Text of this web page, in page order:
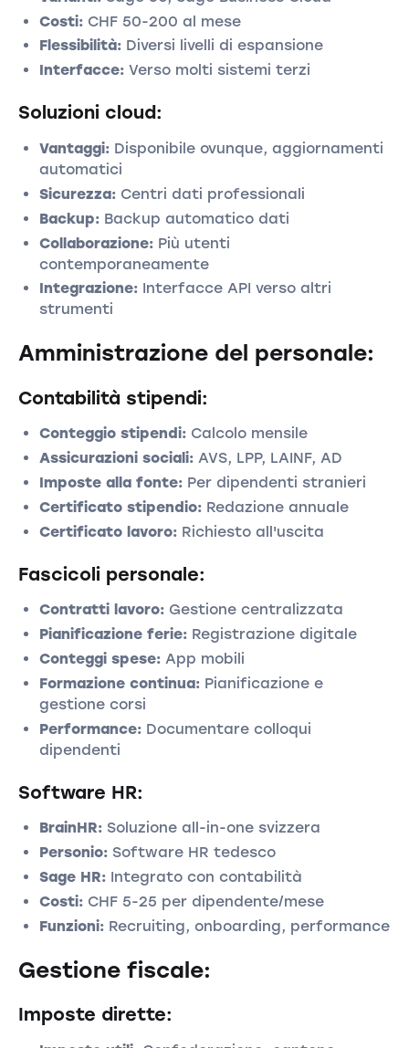
Costi: CHF 50-200 al mese
Flessibilità: Diversi livelli di espansione
Interfacce: Verso molti sistemi terzi
Soluzioni cloud:
Vantaggi: Disponibile ovunque, aggiornamenti
automatici
Sicurezza: Centri dati professionali
Backup: Backup automatico dati
Collaborazione: Più utenti
contemporaneamente
Integrazione: Interfacce API verso altri
strumenti
Amministrazione del personale:
Contabilità stipendi:
Conteggio stipendi: Calcolo mensile
Assicurazioni sociali: AVS, LPP, LAINF, AD
Imposte alla fonte: Per dipendenti stranieri
Certificato stipendio: Redazione annuale
Certificato lavoro: Richiesto all'uscita
Fascicoli personale:
Contratti lavoro: Gestione centralizzata
Pianificazione ferie: Registrazione digitale
Conteggi spese: App mobili
Formazione continua: Pianificazione e
gestione corsi
Performance: Documentare colloqui
dipendenti
Software HR:
BrainHR: Soluzione all-in-one svizzera
Personio: Software HR tedesco
Sage HR: Integrato con contabilità
Costi: CHF 5-25 per dipendente/mese
Funzioni: Recruiting, onboarding, performance
Gestione fiscale:
Imposte dirette: